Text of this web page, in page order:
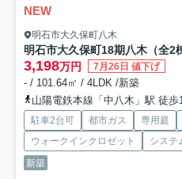
NEW
明石市大久保町八木
明石市大久保町18期八木（全2
3,198万円 7月26日 値下げ
- / 101.64㎡ / 4LDK /新築
山陽電鉄本線「中八木」駅 徒歩
駐車2台可 都市ガス 専用庭
ウォークインクロゼット
システ
新築